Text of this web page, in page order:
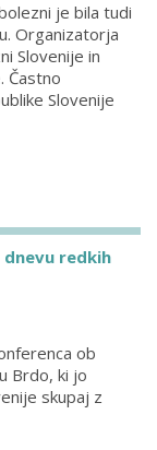
je bila tudi
Organizatorja
Slovenije in
Častno
Slovenije
dnevu redkih
ob
Brdo, ki jo
skupaj z